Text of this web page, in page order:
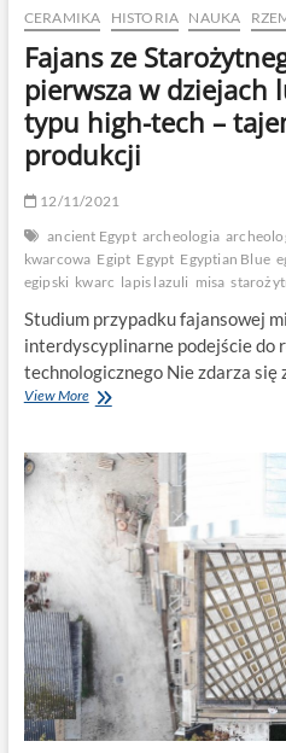
CERAMIKA HISTORIA NAUKA
Fajans ze
pierwsza w dziejach
typu high-tech –
produkcji
12/11/2021
ancient Egypt archeologia
kwarcowa Egipt Egypt Egyptian Blue
egipski kwarc lapis lazuli misa
Studium przypadku fajansowej
interdyscyplinarne podejście do
technologicznego Nie zdarza się
View MoreFajans
Egiptu
–
pierwsza
dziejach
ludzkości
ceramika
typu
high-
tech
–
tajemnice
technologii
produkcji